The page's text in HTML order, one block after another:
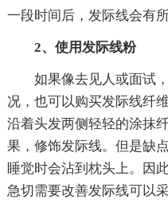
一段时间后，发际线会有所
2、使用发际线粉
如果像去见人或面试
况，也可以购买发际线纤
沿着头发两侧轻轻的涂抹
果，修饰发际线。但是缺
睡觉时会沾到枕头上。因
急切需要改善发际线可以